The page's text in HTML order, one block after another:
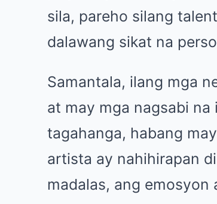
sila, pareho silang
dalawang sikat na
Samantala, ilang mga
at may mga nagsabi
tagahanga, habang
artista ay nahihirapan
madalas, ang emosyon